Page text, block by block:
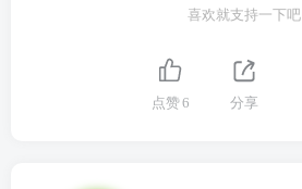
喜欢就支持一下吧
点赞6 分享